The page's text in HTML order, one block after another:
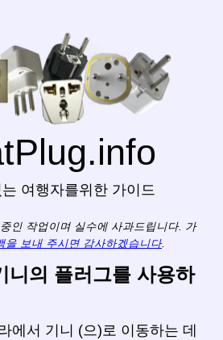
여행자를위한 가이드
인 작업이며 실수에 사과드립니다. 가
을 보내 주시면 감사하겠습니다.
니의 플러그를 사용하
에서 기니 (으)로 이동하는 데